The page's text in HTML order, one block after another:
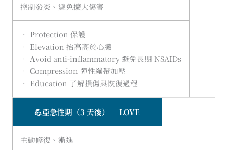
控制發炎、避免擴大傷害
• Protection 保護
• Elevation 抬高高於心臟
• Avoid anti-inflammatory 避免長期 NSAIDs
• Compression 彈性繃帶加壓
• Education 了解損傷與恢復過程
💪亞急性期（3 天後）— LOVE
主動修復、漸進